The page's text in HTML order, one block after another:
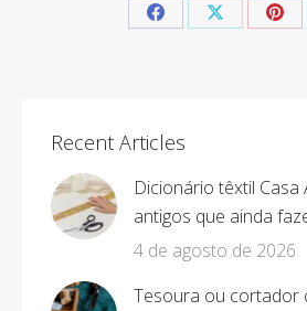
Share Share
Recent Articles
Dicionário têxtil Casa
antigos que ainda
4 de agosto de 2026
Tesoura ou cortador